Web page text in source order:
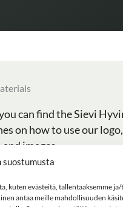
suostumusta
kuten evästeitä, tallentaaksemme
antaa meille mahdollisuuden
can find the Sievi
on how to use our
images.